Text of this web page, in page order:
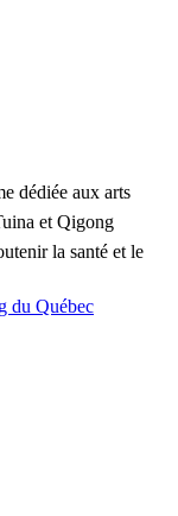
dédiée aux arts
et Qigong
la santé et le
du Québec